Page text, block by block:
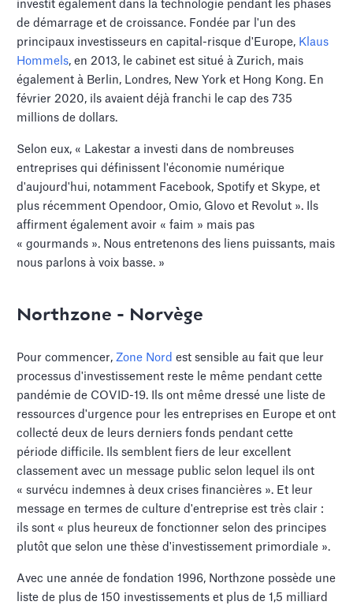
investit également dans la technologie pendant les phases
de démarrage et de croissance. Fondée par l'un des
principaux investisseurs en capital-risque d'Europe, Klaus
Hommels, en 2013, le cabinet est situé à Zurich, mais
également à Berlin, Londres, New York et Hong Kong. En
février 2020, ils avaient déjà franchi le cap des 735
millions de dollars.
Selon eux, « Lakestar a investi dans de nombreuses
entreprises qui définissent l'économie numérique
d'aujourd'hui, notamment Facebook, Spotify et Skype, et
plus récemment Opendoor, Omio, Glovo et Revolut ». Ils
affirment également avoir « faim » mais pas
« gourmands ». Nous entretenons des liens puissants, mais
nous parlons à voix basse. »
Northzone - Norvège
Pour commencer, Zone Nord est sensible au fait que leur
processus d'investissement reste le même pendant cette
pandémie de COVID-19. Ils ont même dressé une liste de
ressources d'urgence pour les entreprises en Europe et ont
collecté deux de leurs derniers fonds pendant cette
période difficile. Ils semblent fiers de leur excellent
classement avec un message public selon lequel ils ont
« survécu indemnes à deux crises financières ». Et leur
message en termes de culture d'entreprise est très clair :
ils sont « plus heureux de fonctionner selon des principes
plutôt que selon une thèse d'investissement primordiale ».
Avec une année de fondation 1996, Northzone possède une
liste de plus de 150 investissements et plus de 1,5 milliard